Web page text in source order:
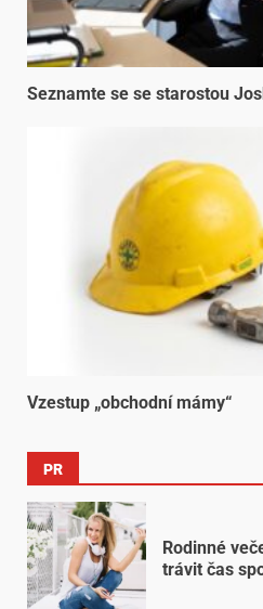
Seznamte se se starostou
Vzestup „obchodní mámy“
PR
Rodinné
trávit čas